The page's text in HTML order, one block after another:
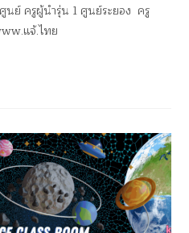
ศูนย์ ครูผู้นำรุ่น 1 ศูนย์ระยอง ครู
แจ้.ไทย